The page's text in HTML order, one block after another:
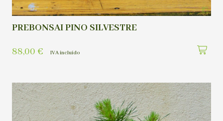
PREBONSAI PINO SILVESTRE
88,00 € IVA incluído